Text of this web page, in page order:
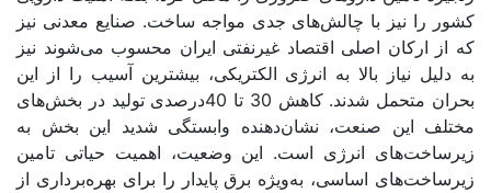
کشور را نیز با چالش‌‌‌های جدی مواجه ساخت. صنایع معدنی نیز
که از ارکان اصلی اقتصاد غیرنفتی ایران محسوب می‌‌‌شوند نیز
به دلیل نیاز بالا به انرژی الکتریکی، بیشترین آسیب را از این
بحران متحمل شدند. کاهش 30 تا 40درصدی تولید در بخش‌‌‌های
مختلف این صنعت، نشان‌‌‌دهنده وابستگی شدید این بخش به
زیرساخت‌‌‌های انرژی است. این وضعیت، اهمیت حیاتی تامین
زیرساخت‌‌‌های اساسی، به‌ویژه برق پایدار را برای بهره‌‌‌برداری از